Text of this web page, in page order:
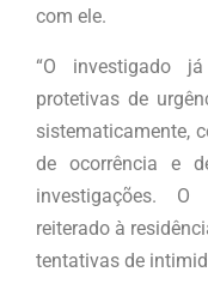
com ele.
“O investigado
protetivas de
sistematicamente,
de ocorrência e
investigações. O
reiterado à
tentativas de